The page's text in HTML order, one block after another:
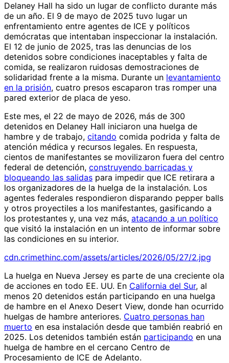
Delaney Hall ha sido un lugar de conflicto durante más
de un año. El 9 de mayo de 2025 tuvo lugar un
enfrentamiento entre agentes de ICE y políticos
demócratas que intentaban inspeccionar la instalación.
El 12 de junio de 2025, tras las denuncias de los
detenidos sobre condiciones inaceptables y falta de
comida, se realizaron ruidosas demostraciones de
solidaridad frente a la misma. Durante un levantamiento
en la prisión, cuatro presos escaparon tras romper una
pared exterior de placa de yeso.
Este mes, el 22 de mayo de 2026, más de 300
detenidos en Delaney Hall iniciaron una huelga de
hambre y de trabajo, citando comida podrida y falta de
atención médica y recursos legales. En respuesta,
cientos de manifestantes se movilizaron fuera del centro
federal de detención, construyendo barricadas y
bloqueando las salidas para impedir que ICE retirara a
los organizadores de la huelga de la instalación. Los
agentes federales respondieron disparando pepper balls
y otros proyectiles a los manifestantes, gasificando a
los protestantes y, una vez más, atacando a un político
que visitó la instalación en un intento de informar sobre
las condiciones en su interior.
cdn.crimethinc.com/assets/articles/2026/05/27/2.jpg
La huelga en Nueva Jersey es parte de una creciente ola
de acciones en todo EE. UU. En California del Sur, al
menos 20 detenidos están participando en una huelga
de hambre en el Anexo Desert View, donde han ocurrido
huelgas de hambre anteriores. Cuatro personas han
muerto en esa instalación desde que también reabrió en
2025. Los detenidos también están participando en una
huelga de hambre en el cercano Centro de
Procesamiento de ICE de Adelanto.